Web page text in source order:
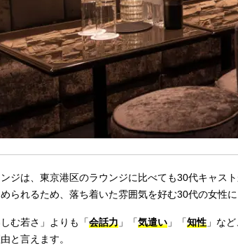
ジは、東京港区のラウンジに比べても30代キャス
られるため、落ち着いた雰囲気を好む30代の女性
しむ若さ」よりも「会話力 」「気遣い 」「知性 」な
と言えます。